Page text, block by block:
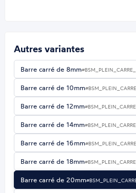
Autres variantes
Barre carré de 8mm
Barre carré de 10mm
Barre carré de 12mm
Barre carré de 14mm
Barre carré de 16mm
Barre carré de 18mm
Barre carré de 20mm